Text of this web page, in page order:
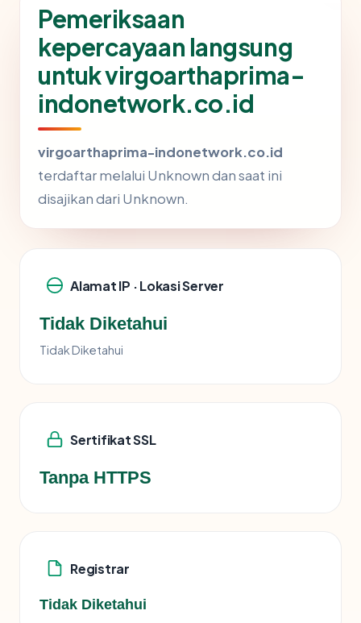
Pemeriksaan
kepercayaan langsung
untuk virgoarthaprima-
indonetwork.co.id
virgoarthaprima-indonetwork.co.id
terdaftar melalui Unknown dan saat ini
disajikan dari Unknown.
Alamat IP · Lokasi Server
Tidak Diketahui
Tidak Diketahui
Sertifikat SSL
Tanpa HTTPS
Registrar
Tidak Diketahui